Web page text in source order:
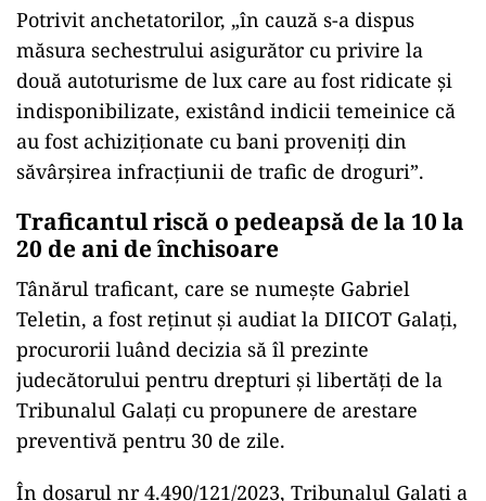
Potrivit anchetatorilor, „în cauză s-a dispus
măsura sechestrului asigurător cu privire la
două autoturisme de lux care au fost ridicate și
indisponibilizate, existând indicii temeinice că
au fost achiziționate cu bani proveniți din
săvârșirea infracțiunii de trafic de droguri”.
Traficantul riscă o pedeapsă de la 10 la
20 de ani de închisoare
Tânărul traficant, care se numește Gabriel
Teletin, a fost reținut și audiat la DIICOT Galați,
procurorii luând decizia să îl prezinte
judecătorului pentru drepturi și libertăți de la
Tribunalul Galați cu propunere de arestare
preventivă pentru 30 de zile.
În dosarul nr 4.490/121/2023, Tribunalul Galați a